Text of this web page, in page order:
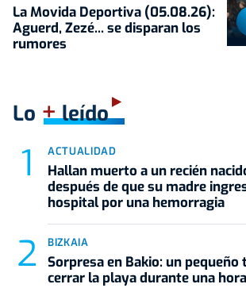
La Movida Deportiva (05.08.26):
Aguerd, Zezé... se disparan los
rumores
Lo +leído
ACTUALIDAD
Hallan muerto a un recién
después de que su madre
hospital por una hemorragia
BIZKAIA
Sorpresa en Bakio: un
cerrar la playa durante una hora